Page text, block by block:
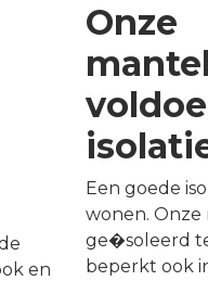
en
Onze
Een goede
wonen.
ge�soleerd
beperkt ook